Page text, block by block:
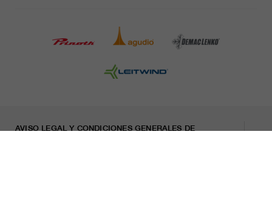
AVISO LEGAL Y CONDICIONES GENERALES DE